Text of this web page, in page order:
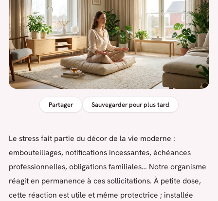
Partager Sauvegarder pour plus tard
Le stress fait partie du décor de la vie moderne :
embouteillages, notifications incessantes, échéances
professionnelles, obligations familiales… Notre organisme
réagit en permanence à ces sollicitations. À petite dose,
cette réaction est utile et même protectrice ; installée